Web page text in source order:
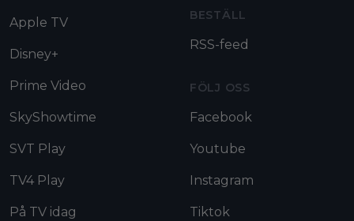
Apple TV
Disney+
Prime Video
SkyShowtime
SVT Play
TV4 Play
På TV idag
BESTÄLL
RSS-feed
FÖLJ OSS
Facebook
Youtube
Instagram
Tiktok